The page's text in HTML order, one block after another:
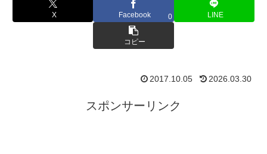
X Facebook 0 LINE
コピー
2017.10.05 2026.03.30
スポンサーリンク